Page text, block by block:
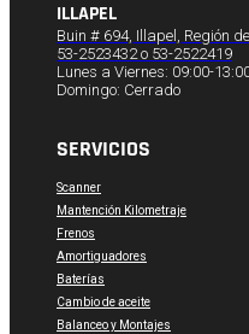
ILLAPEL
Buin # 694, Illapel, Región
53-2523432 o 53-2522419
Lunes a Viernes: 09:00-
Domingo: Cerrado
SERVICIOS
Scanner
Mantención Kilometraje
Frenos
Amortiguadores
Baterías
Cambio de aceite
Balanceo y Montajes